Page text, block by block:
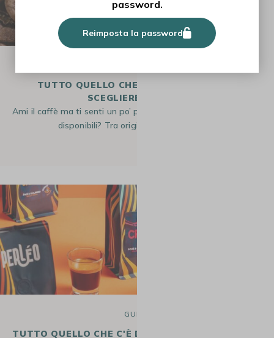
TUTTO QUELLO CHE C'È DA SAPERE PER
SCEGLIERE IL CAFFÈ
Ami il caffè ma ti senti un po’ perso davanti a tutte le opzioni
disponibili? Tra origini, varietà, livelli di…
GUIDE
TUTTO QUELLO CHE C'È DA SAPERE SUL MARCHIO
password.
Reimposta la password